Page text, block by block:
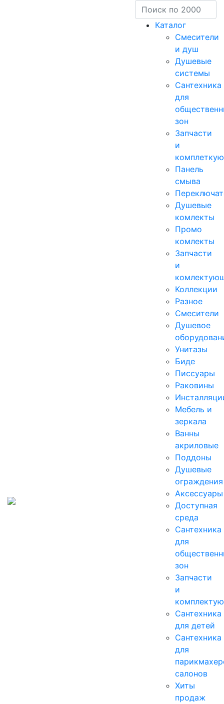
Каталог
Смесители
и душ
Душевые
системы
Сантехника
для
зон
Запчасти
и
Панель
смыва
Душевые
комлекты
Промо
комлекты
Запчасти
и
Коллекции
Разное
Смесители
Душевое
Унитазы
Биде
Писсуары
Раковины
Мебель и
зеркала
Ванны
акриловые
Поддоны
Душевые
ограждения
Аксессуары
Доступная
среда
Cантехника
для
зон
Запчасти
и
Сантехника
для детей
Сантехника
для
салонов
Хиты
продаж